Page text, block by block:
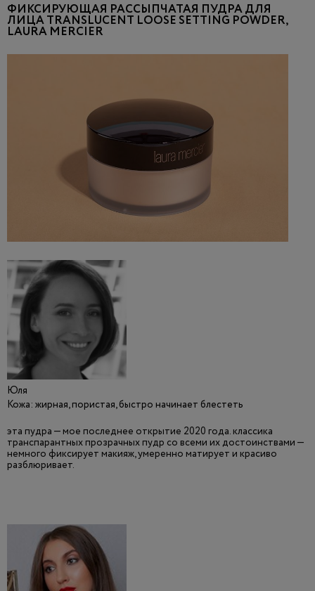
ФИКСИРУЮЩАЯ РАССЫПЧАТАЯ ПУДРА ДЛЯ
ЛИЦА TRANSLUCENT LOOSE SETTING POWDER,
LAURA MERCIER
Юля
Кожа: жирная, пористая, быстро начинает блестеть
эта пудра — мое последнее открытие 2020 года. классика
транспарантных прозрачных пудр со всеми их достоинствами —
немного фиксирует макияж, умеренно матирует и красиво
разблюривает.